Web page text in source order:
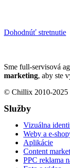
Dohodnúť stretnutie
Sme full-servisová
marketing, aby ste
© Chillix 2010-2025
Služby
Vizuálna
Weby a e-
Aplikácie
Content
PPC reklama